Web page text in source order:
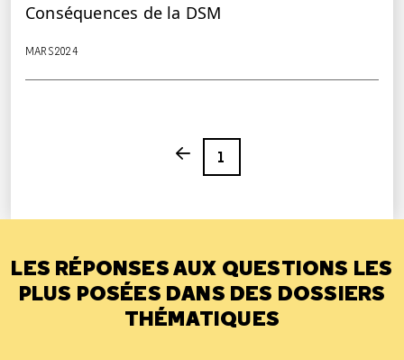
Conséquences de la DSM
MARS 2024
Previous page
Page
1
LES RÉPONSES AUX QUESTIONS LES
PLUS POSÉES DANS DES DOSSIERS
THÉMATIQUES